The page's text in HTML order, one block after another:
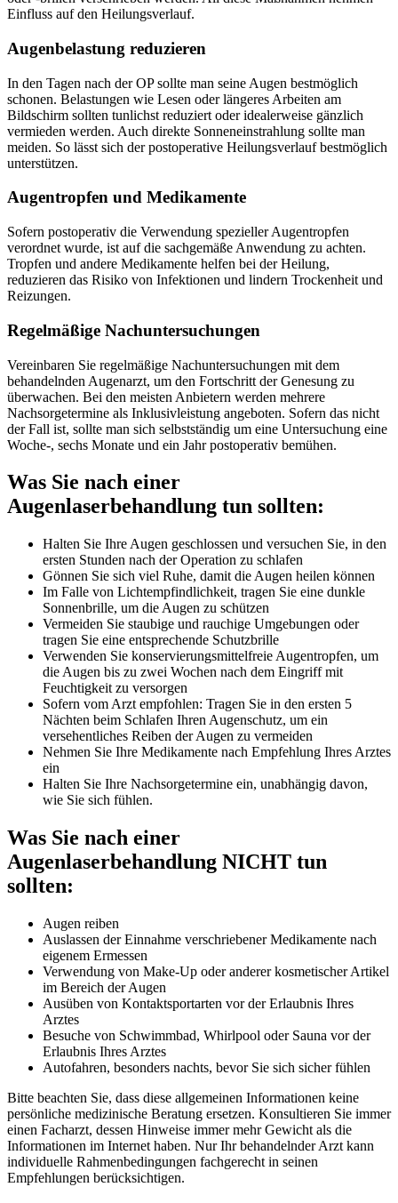
Einfluss auf den Heilungsverlauf.
Augenbelastung reduzieren
In den Tagen nach der OP sollte man seine Augen bestmöglich
schonen. Belastungen wie Lesen oder längeres Arbeiten am
Bildschirm sollten tunlichst reduziert oder idealerweise gänzlich
vermieden werden. Auch direkte Sonneneinstrahlung sollte man
meiden. So lässt sich der postoperative Heilungsverlauf bestmöglich
unterstützen.
Augentropfen und Medikamente
Sofern postoperativ die Verwendung spezieller Augentropfen
verordnet wurde, ist auf die sachgemäße Anwendung zu achten.
Tropfen und andere Medikamente helfen bei der Heilung,
reduzieren das Risiko von Infektionen und lindern Trockenheit und
Reizungen.
Regelmäßige Nachuntersuchungen
Vereinbaren Sie regelmäßige Nachuntersuchungen mit dem
behandelnden Augenarzt, um den Fortschritt der Genesung zu
überwachen. Bei den meisten Anbietern werden mehrere
Nachsorgetermine als Inklusivleistung angeboten. Sofern das nicht
der Fall ist, sollte man sich selbstständig um eine Untersuchung eine
Woche-, sechs Monate und ein Jahr postoperativ bemühen.
Was Sie nach einer
Augenlaserbehandlung tun sollten:
Halten Sie Ihre Augen geschlossen und versuchen Sie, in den
ersten Stunden nach der Operation zu schlafen
Gönnen Sie sich viel Ruhe, damit die Augen heilen können
Im Falle von Lichtempfindlichkeit, tragen Sie eine dunkle
Sonnenbrille, um die Augen zu schützen
Vermeiden Sie staubige und rauchige Umgebungen oder
tragen Sie eine entsprechende Schutzbrille
Verwenden Sie konservierungsmittelfreie Augentropfen, um
die Augen bis zu zwei Wochen nach dem Eingriff mit
Feuchtigkeit zu versorgen
Sofern vom Arzt empfohlen: Tragen Sie in den ersten 5
Nächten beim Schlafen Ihren Augenschutz, um ein
versehentliches Reiben der Augen zu vermeiden
Nehmen Sie Ihre Medikamente nach Empfehlung Ihres Arztes
ein
Halten Sie Ihre Nachsorgetermine ein, unabhängig davon,
wie Sie sich fühlen.
Was Sie nach einer
Augenlaserbehandlung NICHT tun
sollten:
Augen reiben
Auslassen der Einnahme verschriebener Medikamente nach
eigenem Ermessen
Verwendung von Make-Up oder anderer kosmetischer Artikel
im Bereich der Augen
Ausüben von Kontaktsportarten vor der Erlaubnis Ihres
Arztes
Besuche von Schwimmbad, Whirlpool oder Sauna vor der
Erlaubnis Ihres Arztes
Autofahren, besonders nachts, bevor Sie sich sicher fühlen
Bitte beachten Sie, dass diese allgemeinen Informationen keine
persönliche medizinische Beratung ersetzen. Konsultieren Sie immer
einen Facharzt, dessen Hinweise immer mehr Gewicht als die
Informationen im Internet haben. Nur Ihr behandelnder Arzt kann
individuelle Rahmenbedingungen fachgerecht in seinen
Empfehlungen berücksichtigen.